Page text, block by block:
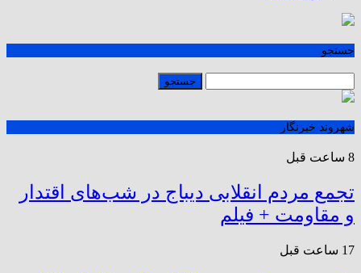
جستجو
شهروند خبرنگار
8 ساعت قبل
تجمع مردم انقلابی دیباج در شب‌های اقتدار
و مقاومت + فیلم
17 ساعت قبل